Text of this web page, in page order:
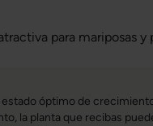
para mariposas y
estado óptimo de
la planta que recibas